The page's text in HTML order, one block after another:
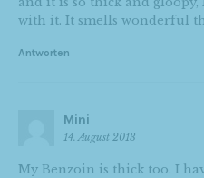
with it. It smells wonderful
Antworten
Mini
14. August 2013
My Benzoin is thick too. I